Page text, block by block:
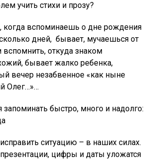
учить стихи и прозу?
когда вспоминаешь о дне рождения
дней, бывает, мучаешься от
откуда знаком
бывает жалко ребенка,
вечер незабвенное «как ныне
Олег…»…
ситуацию – в наших силах.
цифры и даты уложатся